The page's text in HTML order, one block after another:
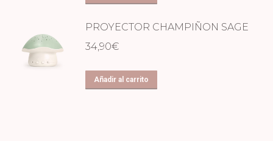
PROYECTOR CHAMPIÑON SAGE
34,90€
Añadir al carrito